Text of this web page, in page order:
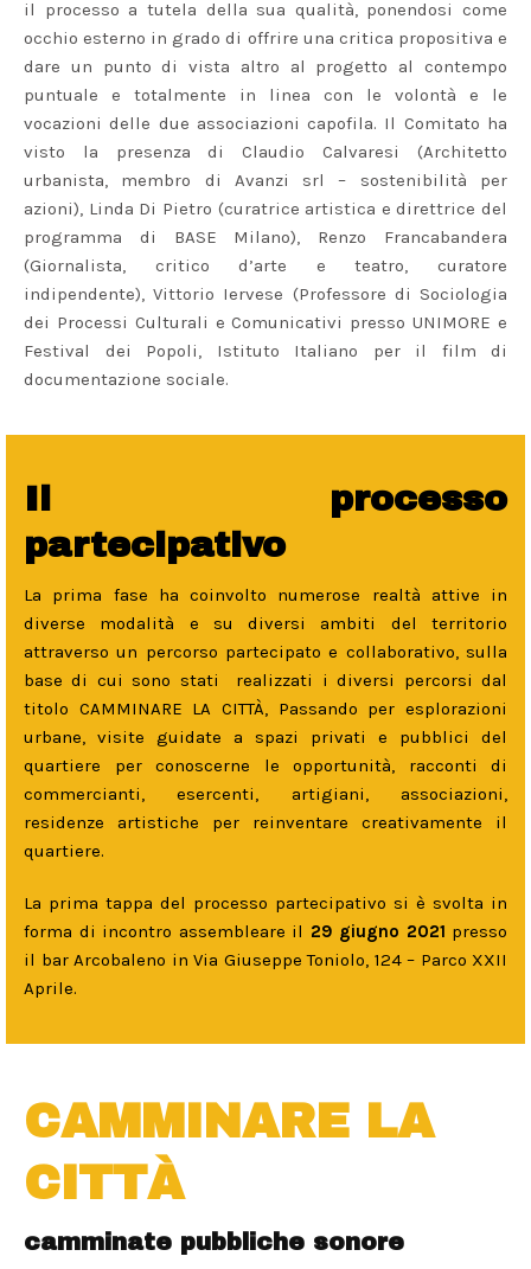
il processo a tutela della sua qualità, ponendosi come
occhio esterno in grado di offrire una critica propositiva e
dare un punto di vista altro al progetto al contempo
puntuale e totalmente in linea con le volontà e le
vocazioni delle due associazioni capofila. Il Comitato ha
visto la presenza di Claudio Calvaresi (Architetto
urbanista, membro di Avanzi srl – sostenibilità per
azioni), Linda Di Pietro (curatrice artistica e direttrice del
programma di BASE Milano), Renzo Francabandera
(Giornalista, critico d’arte e teatro, curatore
indipendente), Vittorio Iervese (Professore di Sociologia
dei Processi Culturali e Comunicativi presso UNIMORE e
Festival dei Popoli, Istituto Italiano per il film di
documentazione sociale.
Il processo
partecipativo
La prima fase ha coinvolto numerose realtà attive in
diverse modalità e su diversi ambiti del territorio
attraverso un percorso partecipato e collaborativo, sulla
base di cui sono stati
realizzati i diversi percorsi dal
titolo CAMMINARE LA CITTÀ, Passando per esplorazioni
urbane, visite guidate a spazi privati e pubblici del
quartiere per conoscerne le opportunità, racconti di
commercianti, esercenti, artigiani, associazioni,
residenze artistiche per reinventare creativamente il
quartiere.
La prima tappa del processo partecipativo si è svolta in
forma di incontro assembleare il 29 giugno 2021 presso
il bar Arcobaleno in Via Giuseppe Toniolo, 124 – Parco XXII
Aprile.
CAMMINARE LA
CITTÀ
camminate pubbliche sonore